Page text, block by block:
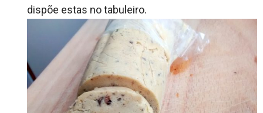
dispõe estas no tabuleiro.